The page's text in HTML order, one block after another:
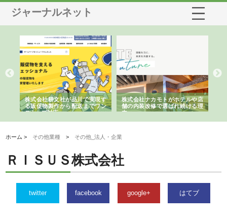
ジャーナルネット
株式会社耕文社が品川で実現す
る販促物製作から配送までワン
ストップ対応
株式会社ナカモトがホテルや店
舗の内装改修で選ばれ続ける理
由
ホーム > その他業種 > その他_法人・企業
ＲＩＳＵＳ株式会社
twitter facebook google+ はてブ